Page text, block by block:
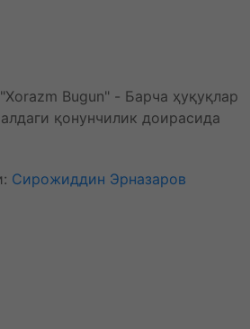
Bugun" - Барча ҳуқуқлар
қонунчилик доирасида
Сирожиддин Эрназаров